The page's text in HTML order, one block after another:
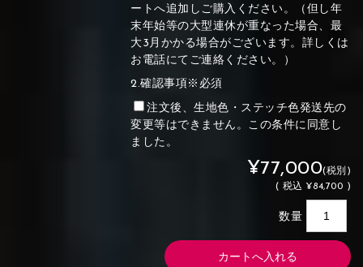
ートへ追加しご購入ください。（但し年
末年始等の大型連休が重なった場合、最
大3月かかる場合がございます。詳しくは
お電話にてご連絡ください。）
2.確認事項※必須
注文後、生地色・ステッチ色発送先の
変更等はできません。この条件に同意し
ました。
¥77,000(税別)
( 税込 ¥84,700 )
数量